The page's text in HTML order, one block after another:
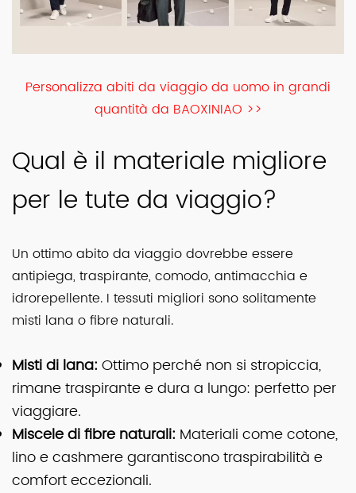
Personalizza abiti da viaggio da uomo in grandi
quantità da BAOXINIAO >>
Qual è il materiale migliore
per le tute da viaggio?
Un ottimo abito da viaggio dovrebbe essere
antipiega, traspirante, comodo, antimacchia e
idrorepellente. I tessuti migliori sono solitamente
misti lana o fibre naturali.
Misti di lana: Ottimo perché non si stropiccia,
rimane traspirante e dura a lungo: perfetto per
viaggiare.
Miscele di fibre naturali: Materiali come cotone,
lino e cashmere garantiscono traspirabilità e
comfort eccezionali.